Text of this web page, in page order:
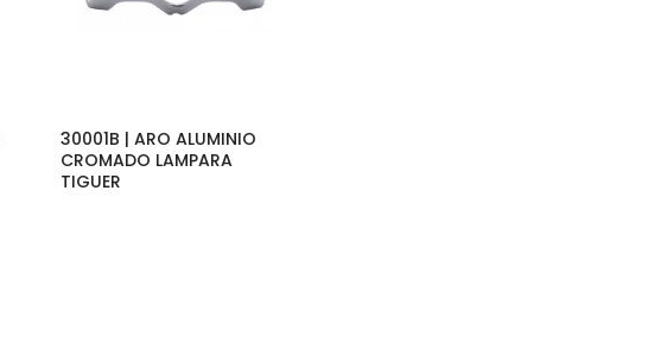
30001B | ARO ALUMINIO
CROMADO LAMPARA
TIGUER